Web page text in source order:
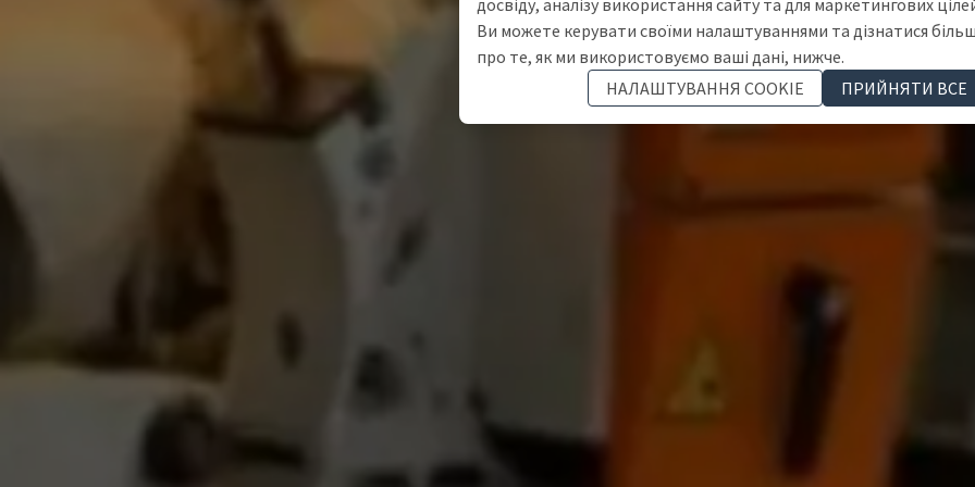
досвіду, аналізу використання сайту та для маркетингових
Ви можете керувати своїми налаштуваннями та дізнатися
про те, як ми використовуємо ваші дані, нижче.
НАЛАШТУВАННЯ COOKIE
ПРИЙНЯТИ ВСЕ